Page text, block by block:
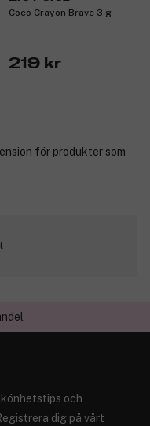
Coco Crayon Brave 3 g
219 kr
för produkter som
och
dig på vårt